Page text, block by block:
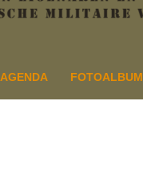
AGENDA FOTOALBUM